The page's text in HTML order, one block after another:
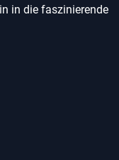
in die faszinierende